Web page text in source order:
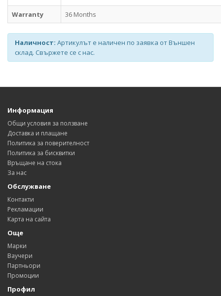
Warranty
36 Months
Наличност: Артикулът е наличен по заявка от Външен
склад. Свържете се с нас.
Информация
Общи условия за ползване
Доставка и плащане
Политика за поверителност
Политика за бисквитки
Връщане на стока
За нас
Обслужване
Контакти
Рекламации
Карта на сайта
Още
Марки
Ваучери
Партньори
Промоции
Профил